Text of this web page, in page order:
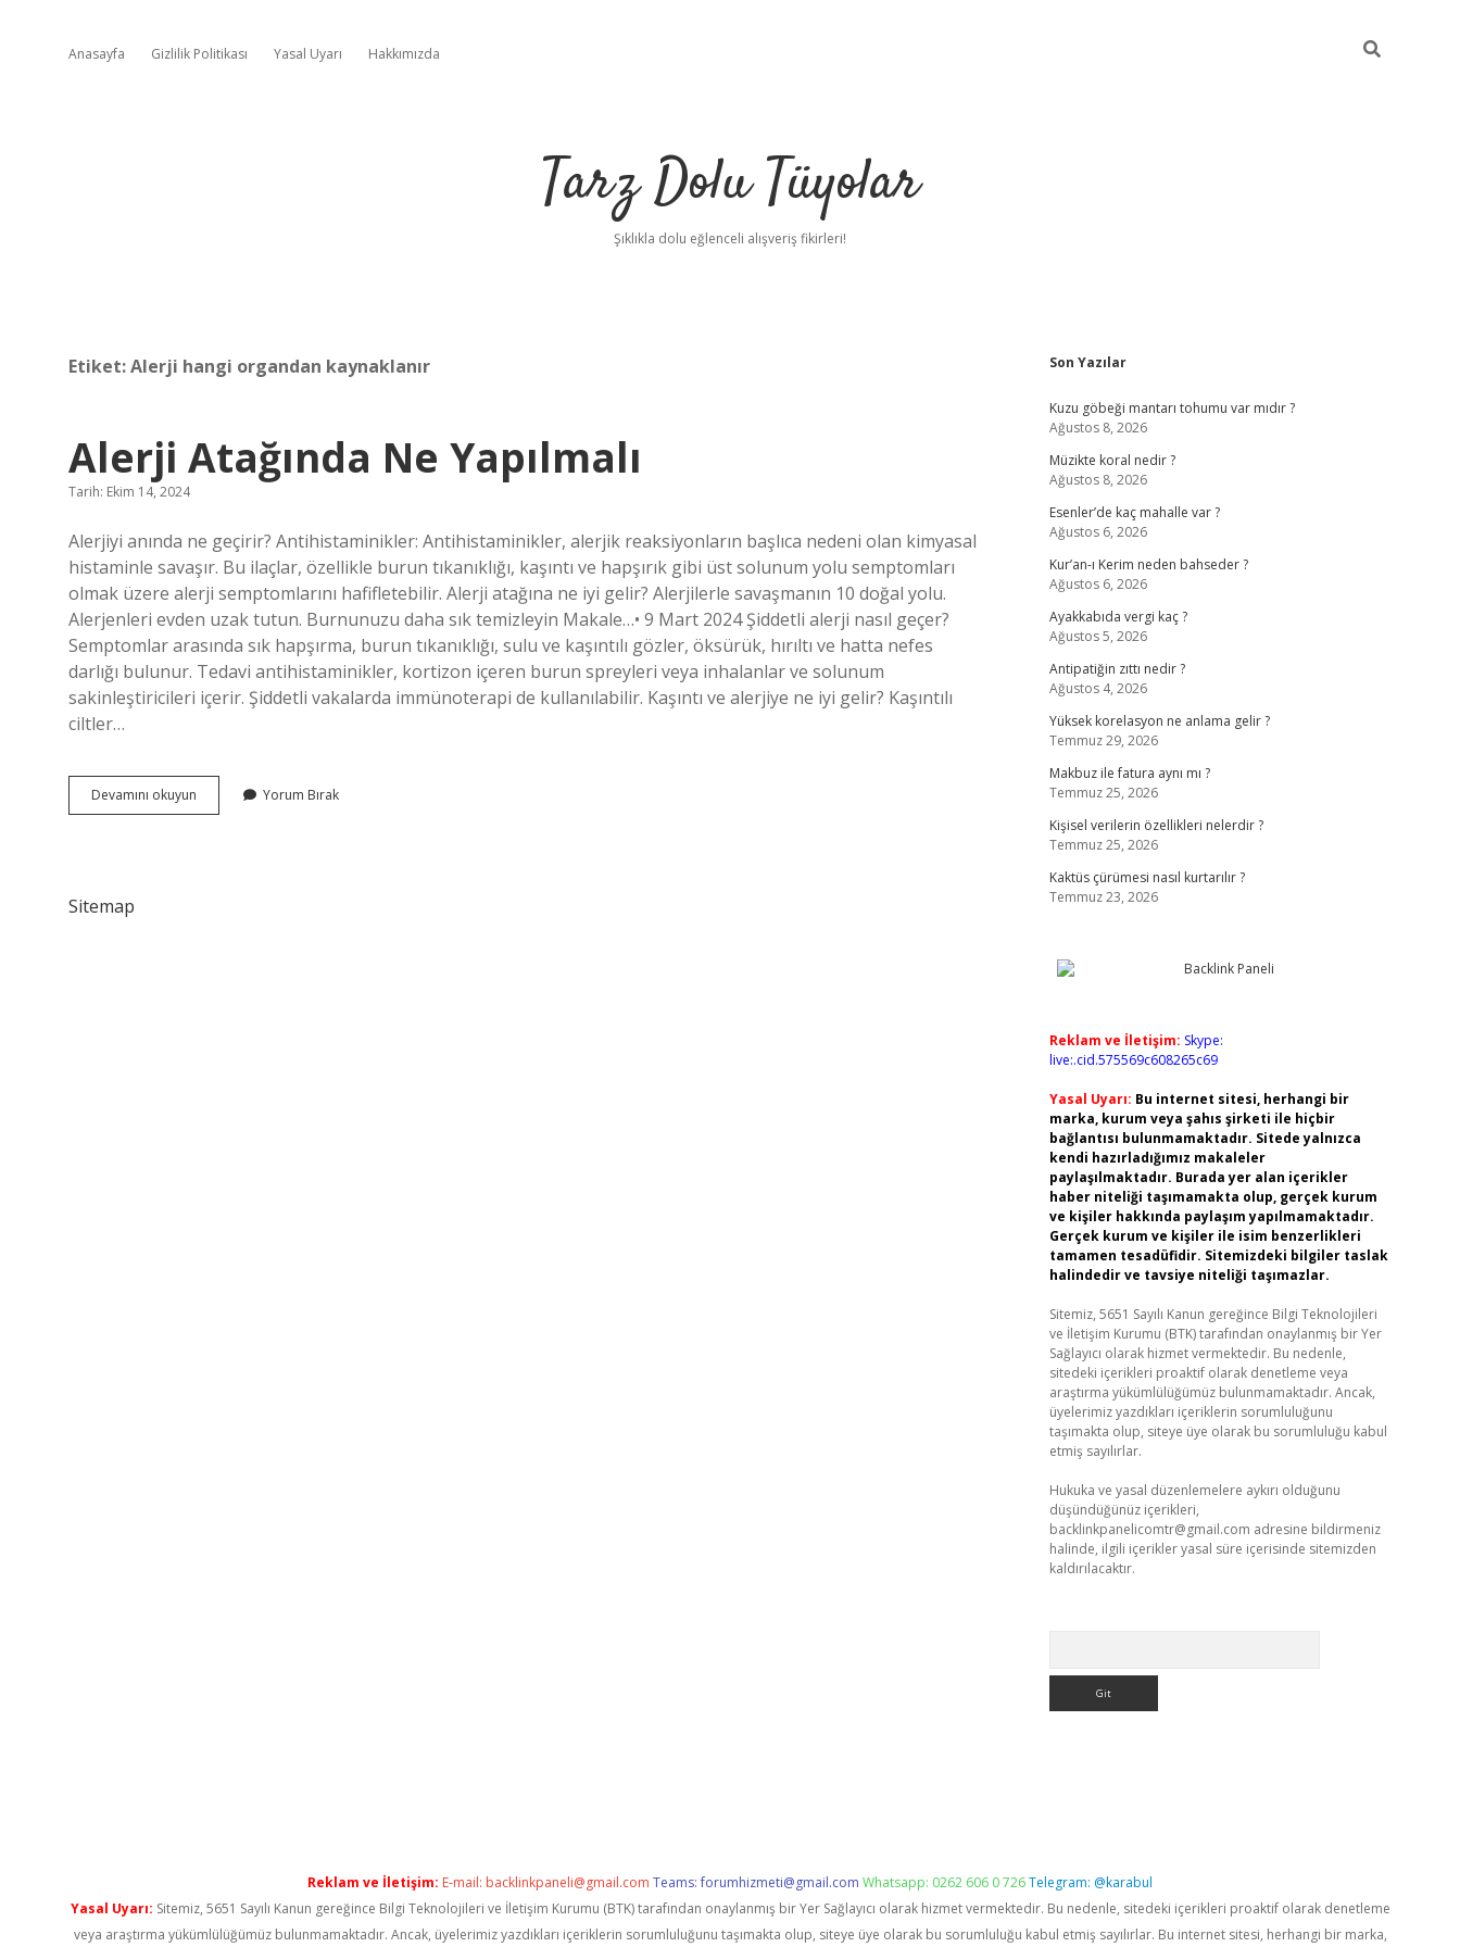
Anasayfa Gizlilik Politikası Yasal Uyarı Hakkımızda
Tarz Dolu Tüyolar
Şıklıkla dolu eğlenceli alışveriş fikirleri!
Etiket:Alerji hangi organdan kaynaklanır
Alerji Atağında Ne Yapılmalı
Tarih: Ekim 14, 2024
Alerjiyi anında ne geçirir? Antihistaminikler: Antihistaminikler, alerjik reaksiyonların başlıca nedeni olan kimyasal
histaminle savaşır. Bu ilaçlar, özellikle burun tıkanıklığı, kaşıntı ve hapşırık gibi üst solunum yolu semptomları
olmak üzere alerji semptomlarını hafifletebilir. Alerji atağına ne iyi gelir? Alerjilerle savaşmanın 10 doğal yolu.
Alerjenleri evden uzak tutun. Burnunuzu daha sık temizleyin Makale…• 9 Mart 2024 Şiddetli alerji nasıl geçer?
Semptomlar arasında sık hapşırma, burun tıkanıklığı, sulu ve kaşıntılı gözler, öksürük, hırıltı ve hatta nefes
darlığı bulunur. Tedavi antihistaminikler, kortizon içeren burun spreyleri veya inhalanlar ve solunum
sakinleştiricileri içerir. Şiddetli vakalarda immünoterapi de kullanılabilir. Kaşıntı ve alerjiye ne iyi gelir? Kaşıntılı
ciltler…
Devamını okuyun
Atağında
Yorum Bırak
Sitemap
Sidebar
Son Yazılar
Kuzu göbeği mantarı tohumu var mıdır ?
Ağustos 8, 2026
Müzikte koral nedir ?
Ağustos 8, 2026
Esenler’de kaç mahalle var ?
Ağustos 6, 2026
Kur’an-ı Kerim neden bahseder ?
Ağustos 6, 2026
Ayakkabıda vergi kaç ?
Ağustos 5, 2026
Antipatiğin zıttı nedir ?
Ağustos 4, 2026
Yüksek korelasyon ne anlama gelir ?
Temmuz 29, 2026
Makbuz ile fatura aynı mı ?
Temmuz 25, 2026
Kişisel verilerin özellikleri nelerdir ?
Temmuz 25, 2026
Kaktüs çürümesi nasıl kurtarılır ?
Temmuz 23, 2026
Reklam ve İletişim: Skype:
live:.cid.575569c608265c69
Yasal Uyarı: Bu internet sitesi, herhangi bir
marka, kurum veya şahıs şirketi ile hiçbir
bağlantısı bulunmamaktadır. Sitede yalnızca
kendi hazırladığımız makaleler
paylaşılmaktadır. Burada yer alan içerikler
haber niteliği taşımamakta olup, gerçek kurum
ve kişiler hakkında paylaşım yapılmamaktadır.
Gerçek kurum ve kişiler ile isim benzerlikleri
tamamen tesadüfidir. Sitemizdeki bilgiler taslak
halindedir ve tavsiye niteliği taşımazlar.
Sitemiz, 5651 Sayılı Kanun gereğince Bilgi Teknolojileri
ve İletişim Kurumu (BTK) tarafından onaylanmış bir Yer
Sağlayıcı olarak hizmet vermektedir. Bu nedenle,
sitedeki içerikleri proaktif olarak denetleme veya
araştırma yükümlülüğümüz bulunmamaktadır. Ancak,
üyelerimiz yazdıkları içeriklerin sorumluluğunu
taşımakta olup, siteye üye olarak bu sorumluluğu kabul
etmiş sayılırlar.
Hukuka ve yasal düzenlemelere aykırı olduğunu
düşündüğünüz içerikleri,
backlinkpanelicomtr@gmail.com adresine bildirmeniz
halinde, ilgili içerikler yasal süre içerisinde sitemizden
kaldırılacaktır.
hiltonbetilbet giriş yap
Reklam ve İletişim: E-mail: backlinkpaneli@gmail.com Teams:forumhizmeti@gmail.com Whatsapp: 0262 606 0 726Telegram: @karabul
Yasal Uyarı: Sitemiz, 5651 Sayılı Kanun gereğince Bilgi Teknolojileri ve İletişim Kurumu (BTK) tarafından onaylanmış bir Yer Sağlayıcı olarak hizmet vermektedir. Bu nedenle, sitedeki içerikleri proaktif olarak denetleme
veya araştırma yükümlülüğümüz bulunmamaktadır. Ancak, üyelerimiz yazdıkları içeriklerin sorumluluğunu taşımakta olup, siteye üye olarak bu sorumluluğu kabul etmiş sayılırlar. Bu internet sitesi, herhangi bir marka,